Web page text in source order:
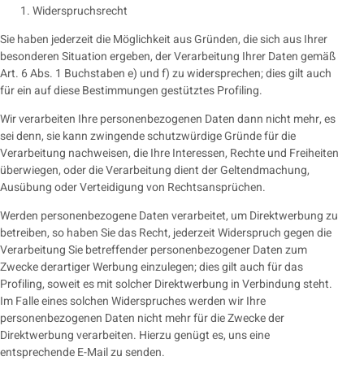
Widerspruchsrecht
Sie haben jederzeit die Möglichkeit aus Gründen, die sich aus Ihrer
besonderen Situation ergeben, der Verarbeitung Ihrer Daten gemäß
Art. 6 Abs. 1 Buchstaben e) und f) zu widersprechen; dies gilt auch
für ein auf diese Bestimmungen gestütztes Profiling.
Wir verarbeiten Ihre personenbezogenen Daten dann nicht mehr, es
sei denn, sie kann zwingende schutzwürdige Gründe für die
Verarbeitung nachweisen, die Ihre Interessen, Rechte und Freiheiten
überwiegen, oder die Verarbeitung dient der Geltendmachung,
Ausübung oder Verteidigung von Rechtsansprüchen.
Werden personenbezogene Daten verarbeitet, um Direktwerbung zu
betreiben, so haben Sie das Recht, jederzeit Widerspruch gegen die
Verarbeitung Sie betreffender personenbezogener Daten zum
Zwecke derartiger Werbung einzulegen; dies gilt auch für das
Profiling, soweit es mit solcher Direktwerbung in Verbindung steht.
Im Falle eines solchen Widerspruches werden wir Ihre
personenbezogenen Daten nicht mehr für die Zwecke der
Direktwerbung verarbeiten. Hierzu genügt es, uns eine
entsprechende E-Mail zu senden.